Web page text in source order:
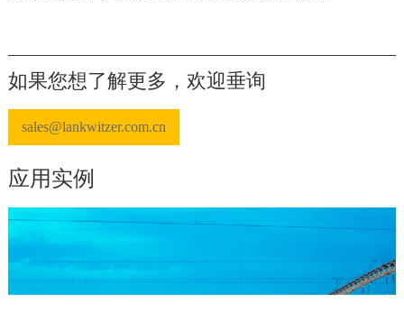
如果您想了解更多，欢迎垂询
sales@lankwitzer.com.cn
应用实例